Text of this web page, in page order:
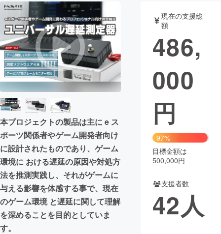
アート・写真 音楽
テクノロジー・ガジェット ゲーム・サ
映像・映画
ビジネス・起業
まちづくり・地域活性化
CAMPFIRE for Social Good
CAMPFIRE Creation
CAMPFIREふるさと納税machi-ya コミュニティ
本プロジェクトの製品は主に e ス
ポーツ関係者やゲーム開発者向け
に設計されたものであり、ゲーム
環境に おける遅延の原因や対処方
法を推測実践し、それがゲームに
与える影響を体感する事で、現在
のゲーム環境 と遅延に関して理解
を深めることを目的としていま
す。
現在の支援総
額
486,
000
円
97%
目標金額は
500,000円
支援者数
42人